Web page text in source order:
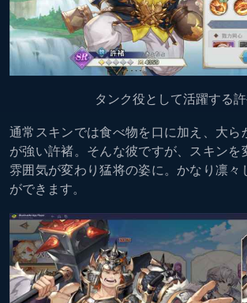
タンク役として活躍する
通常スキンでは食べ物を口に加え、大ら
が強い許褚。そんな彼ですが、スキンを
雰囲気が変わり猛将の姿に。かなり凛々
ができます。